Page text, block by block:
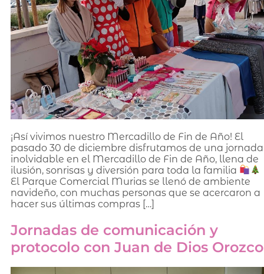
¡Así vivimos nuestro Mercadillo de Fin de Año! El
pasado 30 de diciembre disfrutamos de una jornada
inolvidable en el Mercadillo de Fin de Año, llena de
ilusión, sonrisas y diversión para toda la familia
El Parque Comercial Murias se llenó de ambiente
navideño, con muchas personas que se acercaron a
hacer sus últimas compras […]
Jornadas de comunicación y
protocolo con Juan de Dios Orozco